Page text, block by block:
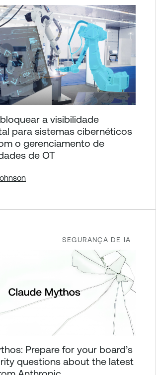
a visibilidade
para sistemas cibernéticos
o gerenciamento de
de OT
SEGURANÇA DE IA
Prepare for your board’s
questions about the latest